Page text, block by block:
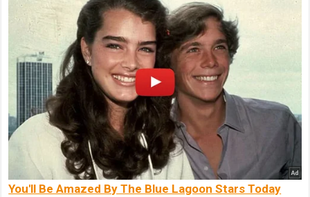
You'll Be Amazed By The Blue Lagoon Stars Today